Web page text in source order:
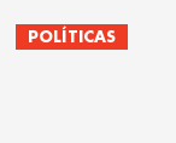
POLÍTICAS